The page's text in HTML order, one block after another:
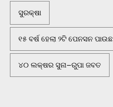
ସୁରକ୍ଷା
୧୫ ବର୍ଷ ହେଲା ୨ଟି ପେନସନ
୪୦ ଲକ୍ଷର ସୁନା–ରୁପା ଜବତ